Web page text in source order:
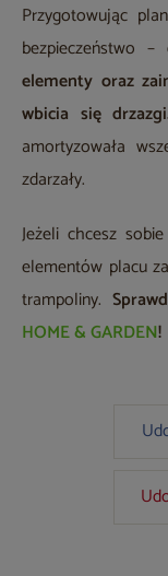
Przygotowując
bezpieczeństwo –
elementy oraz
wbicia się
amortyzowała
zdarzały.
Jeżeli chcesz
elementów placu
trampoliny.
HOME & GARDEN!